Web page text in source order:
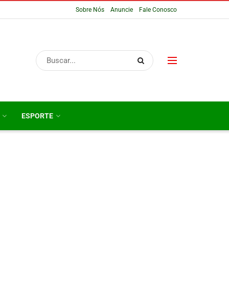
Sobre Nós Anuncie Fale Conosco
ESPORTE